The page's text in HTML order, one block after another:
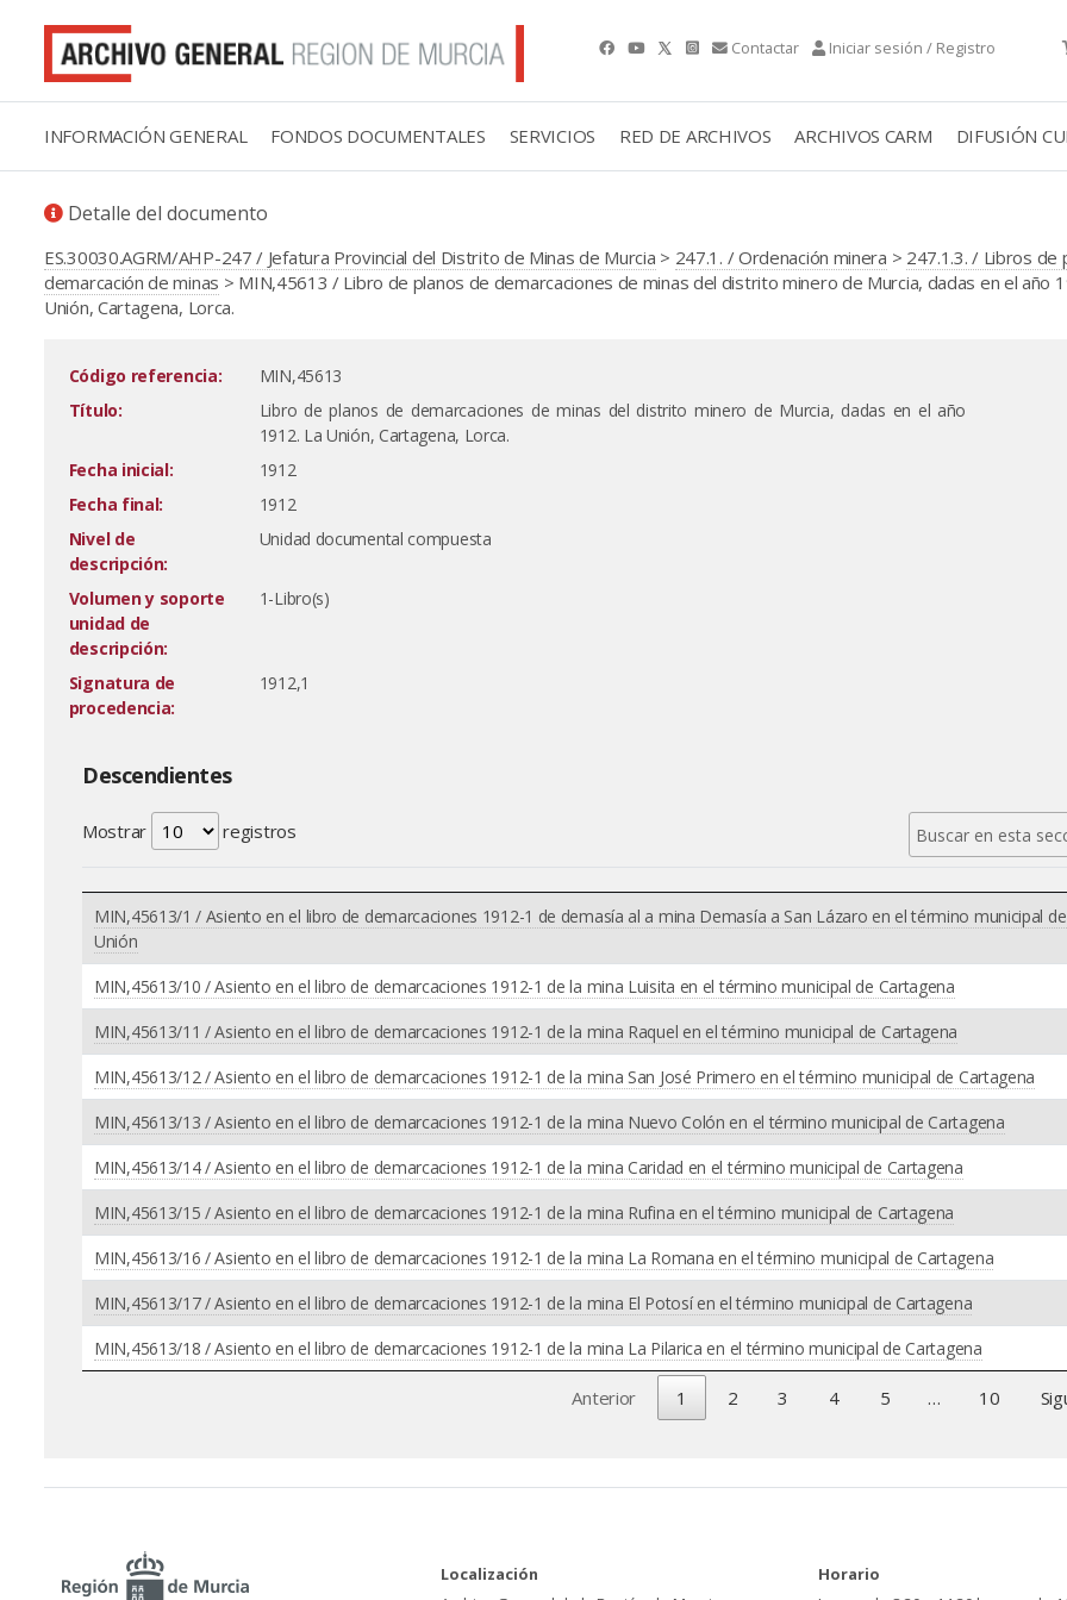
Contactar Iniciar sesión / Registro
INFORMACIÓN GENERAL FONDOS DOCUMENTALES SERVICIOS RED DE ARCHIVOS ARCHIVOS CARM DIFUSIÓN
Detalle del documento
ES.30030.AGRM/AHP-247 / Jefatura Provincial del Distrito de Minas de Murcia > 247.1. / Ordenación minera > 247.1.3. / Libros de
demarcación de minas > MIN,45613 / Libro de planos de demarcaciones de minas del distrito minero de Murcia, dadas en el año
Unión, Cartagena, Lorca.
Código referencia:
MIN,45613
Título:
Libro de planos de demarcaciones de minas del distrito minero de Murcia, dadas en el año
1912. La Unión, Cartagena, Lorca.
Fecha inicial:
1912
Fecha final:
1912
Nivel de
descripción:
Unidad documental compuesta
Volumen y soporte
unidad de
descripción:
1-Libro(s)
Signatura de
procedencia:
1912,1
Descendientes
Mostrar registros
MIN,45613/1 / Asiento en el libro de demarcaciones 1912-1 de demasía al a mina Demasía a San Lázaro en el término municipal
Unión
MIN,45613/10 / Asiento en el libro de demarcaciones 1912-1 de la mina Luisita en el término municipal de Cartagena
MIN,45613/11 / Asiento en el libro de demarcaciones 1912-1 de la mina Raquel en el término municipal de Cartagena
MIN,45613/12 / Asiento en el libro de demarcaciones 1912-1 de la mina San José Primero en el término municipal de Cartagena
MIN,45613/13 / Asiento en el libro de demarcaciones 1912-1 de la mina Nuevo Colón en el término municipal de Cartagena
MIN,45613/14 / Asiento en el libro de demarcaciones 1912-1 de la mina Caridad en el término municipal de Cartagena
MIN,45613/15 / Asiento en el libro de demarcaciones 1912-1 de la mina Rufina en el término municipal de Cartagena
MIN,45613/16 / Asiento en el libro de demarcaciones 1912-1 de la mina La Romana en el término municipal de Cartagena
MIN,45613/17 / Asiento en el libro de demarcaciones 1912-1 de la mina El Potosí en el término municipal de Cartagena
MIN,45613/18 / Asiento en el libro de demarcaciones 1912-1 de la mina La Pilarica en el término municipal de Cartagena
Anterior 1 2 3 4 5 … 10
Localización
Horario